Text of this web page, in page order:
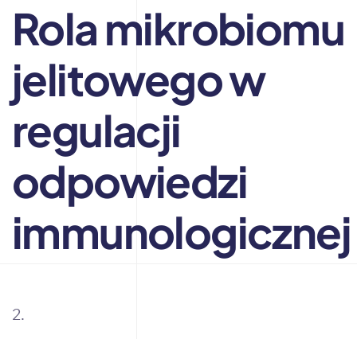
Rola mikrobiomu
jelitowego w
regulacji
odpowiedzi
immunologicznej